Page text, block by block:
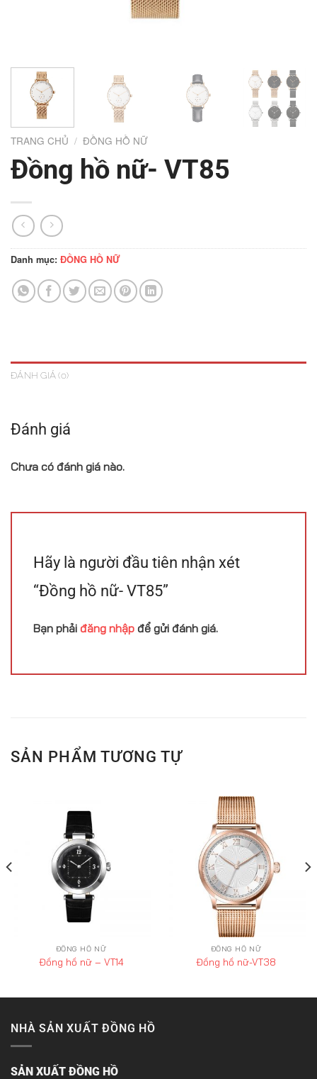
TRANG CHỦ / ĐỒNG HỒ NỮ
Đồng hồ nữ- VT85
Danh mục: ĐỒNG HỒ NỮ
ĐÁNH GIÁ (0)
Đánh giá
Chưa có đánh giá nào.
Hãy là người đầu tiên nhận xét
“Đồng hồ nữ- VT85”
Bạn phải đăng nhập để gửi đánh giá.
SẢN PHẨM TƯƠNG TỰ
ĐỒNG HỒ NỮ
Đồng hồ nữ – VT14
ĐỒNG HỒ NỮ
Đồng hồ nữ-VT38
NHÀ SẢN XUẤT ĐỒNG HỒ
SẢN XUẤT ĐỒNG HỒ